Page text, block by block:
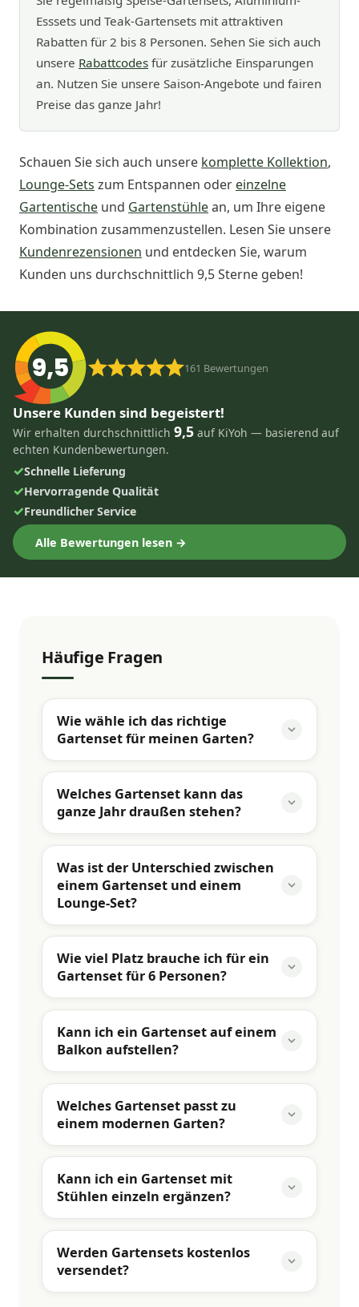
Esssets und Teak-Gartensets mit attraktiven
Rabatten für 2 bis 8 Personen. Sehen Sie sich auch
unsere Rabattcodes für zusätzliche Einsparungen
an. Nutzen Sie unsere Saison-Angebote und fairen
Preise das ganze Jahr!
Schauen Sie sich auch unsere komplette Kollektion,
Lounge-Sets zum Entspannen oder einzelne
Gartentische und Gartenstühlean, um Ihre eigene
Kombination zusammenzustellen. Lesen Sie unsere
Kundenrezensionen und entdecken Sie, warum
Kunden uns durchschnittlich 9,5 Sterne geben!
9,5 161 Bewertungen
Unsere Kunden sind begeistert!
Wir erhalten durchschnittlich 9,5 auf KiYoh — basierend auf
echten Kundenbewertungen.
✓Schnelle Lieferung
✓Hervorragende Qualität
✓Freundlicher Service
Alle Bewertungen lesen →
Häufige Fragen
Wie wähle ich das richtige
Gartenset für meinen Garten?
Welches Gartenset kann das
ganze Jahr draußen stehen?
Was ist der Unterschied zwischen
einem Gartenset und einem
Lounge-Set?
Wie viel Platz brauche ich für ein
Gartenset für 6 Personen?
Kann ich ein Gartenset auf einem
Balkon aufstellen?
Welches Gartenset passt zu
einem modernen Garten?
Kann ich ein Gartenset mit
Stühlen einzeln ergänzen?
Werden Gartensets kostenlos
versendet?